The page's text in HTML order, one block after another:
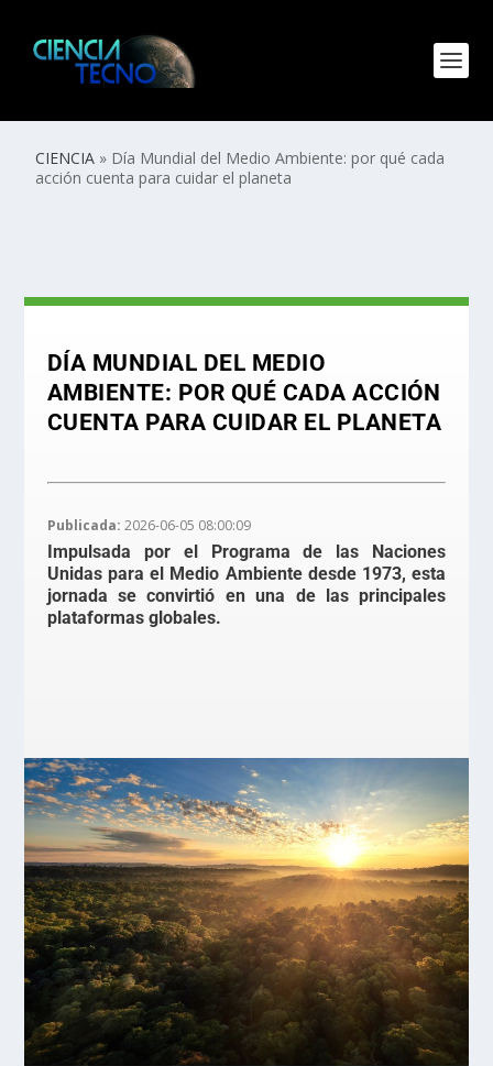
CIENCIA » Día Mundial del Medio Ambiente: por qué cada
acción cuenta para cuidar el planeta
DÍA MUNDIAL DEL MEDIO
AMBIENTE: POR QUÉ CADA ACCIÓN
CUENTA PARA CUIDAR EL PLANETA
Publicada: 2026-06-05 08:00:09
Impulsada por el Programa de las Naciones
Unidas para el Medio Ambiente desde 1973, esta
jornada se convirtió en una de las principales
plataformas globales.